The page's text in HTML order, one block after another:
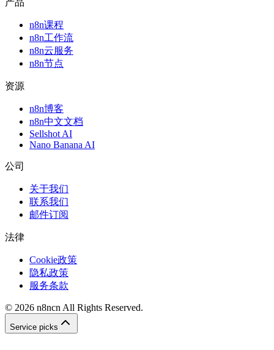
n8n课程
n8n工作流
n8n云服务
n8n节点
资源
n8n博客
n8n中文文档
Sellshot AI
Nano Banana AI
公司
关于我们
联系我们
邮件订阅
法律
Cookie政策
隐私政策
服务条款
© 2026 n8ncn All Rights Reserved.
Service picks